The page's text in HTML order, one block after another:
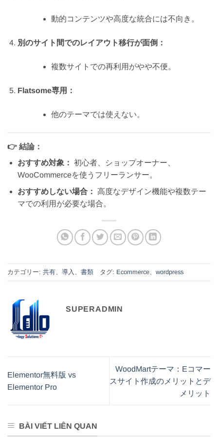
動的コンテンツや高度な統合には不向き。
別のサイト間でのレイアウト移行が面倒：
複数サイトでの再利用がやや不便。
Flatsome専用：
他のテーマでは使えない。
👉 結論：
おすすめ対象： 初心者、ショップオーナー、
WooCommerceを使うフリーランサー。
おすすめしない場合：
高度なデザイン機能や複数テー
マでの利用が必要な場合。
カテゴリー: 共有 導入 書類 タグ: Ecommerce wordpress
SUPERADMIN
Elementor無料版 vs
Elementor Pro
WoodMartテーマ：Eコマー
スサイト作成のメリットとデ
メリット
BÀI VIẾT LIÊN QUAN